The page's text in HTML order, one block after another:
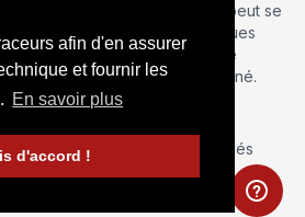
afin d'en assurer
et fournir les
En savoir plus
d'accord !
intervention chirurgicale ne peut se
examen clinique. Les techniques
justifier une quelconque
part d'un soignant ou d'un soigné.
– Tous droits réservés